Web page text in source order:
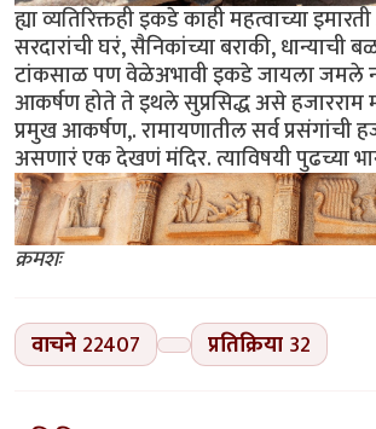
ह्या व्यतिरिक्तही इकडे काही महत्वाच्या
सरदारांची घरं, सैनिकांच्या बराकी, धान्याची
टांकसाळ पण वेळेअभावी इकडे जायला जमले
आकर्षण होते ते इथले सुप्रसिद्ध असे
प्रमुख आकर्षण,. रामायणातील सर्व प्रसंगांची
असणारं एक देखणं मंदिर. त्याविषयी पुढच्या
क्रमशः
वाचने 22407 प्रतिक्रिया 32